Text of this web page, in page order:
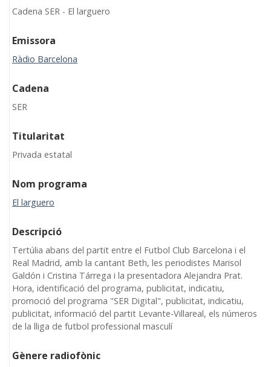
Cadena SER - El larguero
Emissora
Ràdio Barcelona
Cadena
SER
Titularitat
Privada estatal
Nom programa
El larguero
Descripció
Tertúlia abans del partit entre el Futbol Club Barcelona i el
Real Madrid, amb la cantant Beth, les periodistes Marisol
Galdón i Cristina Tárrega i la presentadora Alejandra Prat.
Hora, identificació del programa, publicitat, indicatiu,
promoció del programa "SER Digital", publicitat, indicatiu,
publicitat, informació del partit Levante-Villareal, els números
de la lliga de futbol professional masculí
Gènere radiofònic